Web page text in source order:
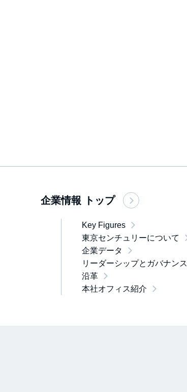
企業情報 トップ
Key Figures
東京センチュリーについて
企業データ
リーダーシップとガバナンス
沿革
本社オフィス紹介